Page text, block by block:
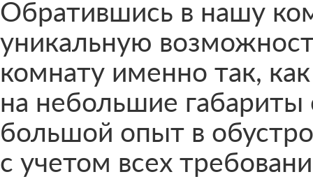
Обратившись в нашу
уникальную
комнату именно так,
на небольшие габариты
большой опыт в
с учетом всех